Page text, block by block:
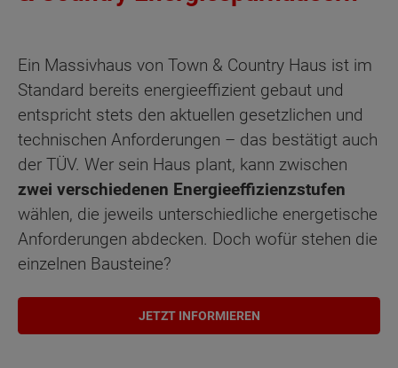
Ein Massivhaus von Town & Country Haus ist im
Standard bereits energieeffizient gebaut und
entspricht stets den aktuellen gesetzlichen und
technischen Anforderungen – das bestätigt auch
der TÜV. Wer sein Haus plant, kann zwischen
zwei verschiedenen Energieeffizienzstufen
wählen, die jeweils unterschiedliche energetische
Anforderungen abdecken. Doch wofür stehen die
einzelnen Bausteine?
JETZT INFORMIEREN